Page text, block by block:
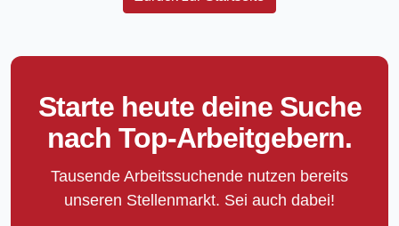
Starte heute deine Suche
nach Top-Arbeitgebern.
Tausende Arbeitssuchende nutzen bereits
unseren Stellenmarkt. Sei auch dabei!